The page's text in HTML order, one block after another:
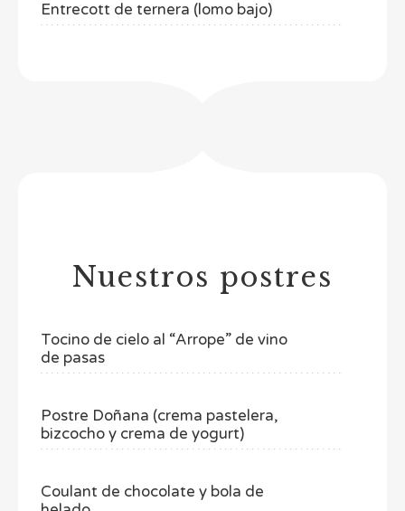
Entrecott de ternera (lomo bajo)
Nuestros postres
Tocino de cielo al “Arrope” de vino
de pasas
Postre Doñana (crema pastelera,
bizcocho y crema de yogurt)
Coulant de chocolate y bola de